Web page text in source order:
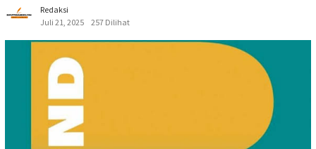
Redaksi
Juli 21, 2025
257 Dilihat